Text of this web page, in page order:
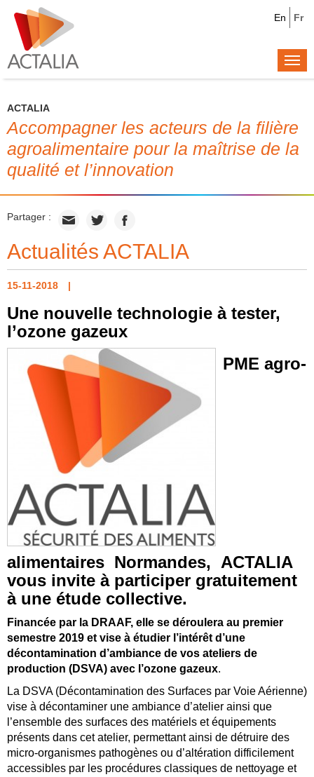
Fr
En
ACTALIA
Accompagner les acteurs de la filière
agroalimentaire pour la maîtrise de la
qualité et l’innovation
Partager :
Actualités ACTALIA
15-11-2018
Une nouvelle technologie à tester,
l’ozone gazeux
PME agro-
alimentaires Normandes, ACTALIA
vous invite à participer gratuitement
à une étude collective.
Financée par la DRAAF, elle se déroulera au premier
semestre 2019 et vise à étudier l’intérêt d’une
décontamination d’ambiance de vos ateliers de
production (DSVA) avec l’ozone gazeux.
La DSVA (Décontamination des Surfaces par Voie Aérienne)
vise à décontaminer une ambiance d’atelier ainsi que
l’ensemble des surfaces des matériels et équipements
présents dans cet atelier, permettant ainsi de détruire des
micro-organismes pathogènes ou d’altération difficilement
accessibles par les procédures classiques de nettoyage et